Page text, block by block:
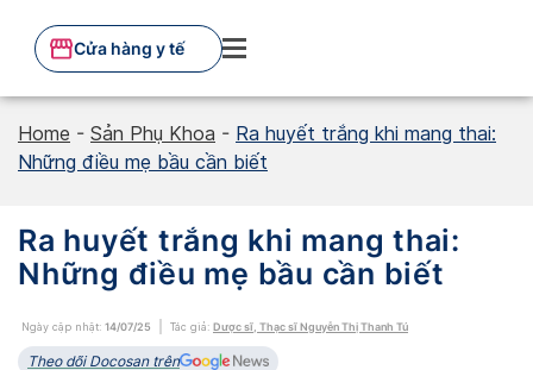
content
Cửa hàng y tế
Home - Sản Phụ Khoa - Ra huyết trắng khi mang thai:
Những điều mẹ bầu cần biết
Ra huyết trắng khi mang thai:
Những điều mẹ bầu cần biết
Ngày cập nhật: 14/07/25 Tác giả: Dược sĩ, Thạc sĩ Nguyễn Thị Thanh Tú
Theo dõi Docosan trên